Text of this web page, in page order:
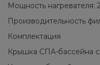
Мощность нагревателя:
Производительность
Комплектация
Крышка СПА-бассейна